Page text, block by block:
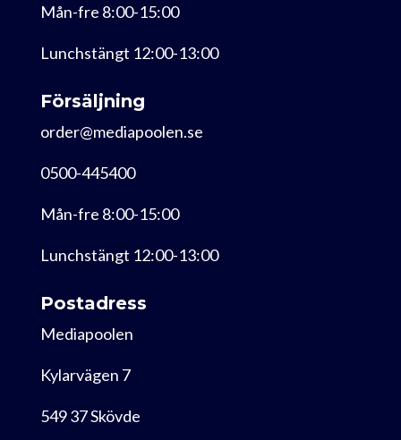
Mån-fre 8:00-15:00
Lunchstängt 12:00-13:00
Försäljning
order@mediapoolen.se
0500-445400
Mån-fre 8:00-15:00
Lunchstängt 12:00-13:00
Postadress
Mediapoolen
Kylarvägen 7
549 37 Skövde